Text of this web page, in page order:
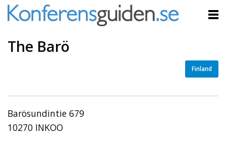
The Barö
Finland
Barösundintie 679
10270 INKOO